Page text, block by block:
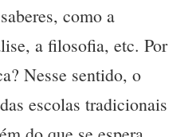
como a
a filosofia, etc. Por
Nesse sentido, o
escolas tradicionais